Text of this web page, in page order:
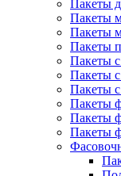
Пакеты
Пакеты
Пакеты
Пакеты
Пакеты
Пакеты
Пакеты
Пакеты
Пакеты
Пакеты